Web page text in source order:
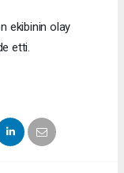
ekibinin olay
etti.​​​​​​​